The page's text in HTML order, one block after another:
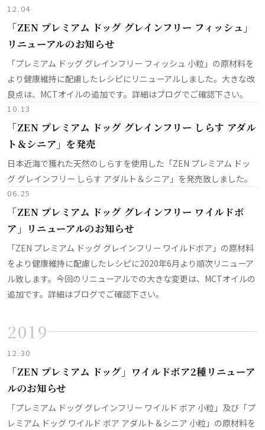
12.04
「ZEN プレミアム ドッグ グレインフリー フィッシュ」
リニューアルのお知らせ
「プレミアム ドッグ グレインフリー フィッシュ 小粒」の原材料を
より健康維持に配慮したレシピにリニューアルしました。大きな改
良点は、MCTオイルの追加です。詳細はブログでご確認下さい。
10.13
「ZEN プレミアム ドッグ グレインフリー しらす アダル
ト＆シニア」を発売
日本近海で獲れた天然のしらすを使用した「ZEN プレミアム ドッ
グ グレインフリー しらす アダルト＆シニア」を発売致しました。
06.25
「ZEN プレミアム ドッグ グレインフリー ワイルドボ
ア」リニューアルのお知らせ
「ZEN プレミアム ドッグ グレインフリー ワイルドボア」の原材料
をより健康維持に配慮したレシピに2020年6月より順次リニューア
ル致します。今回のリニューアルでの大きな変更は、MCTオイルの
追加です。詳細はブログでご確認下さい。
2019
12.30
「ZEN プレミアム ドッグ」ワイルドボア2種リニューア
ルのお知らせ
「プレミアム ドッグ グレインフリー ワイルド ボア 小粒」及び「プ
レミアム ドッグ ワイルド ボア アダルト＆シニア 小粒」の原材料を